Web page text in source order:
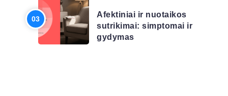
Afektiniai ir nuotaikos
sutrikimai: simptomai ir
gydymas